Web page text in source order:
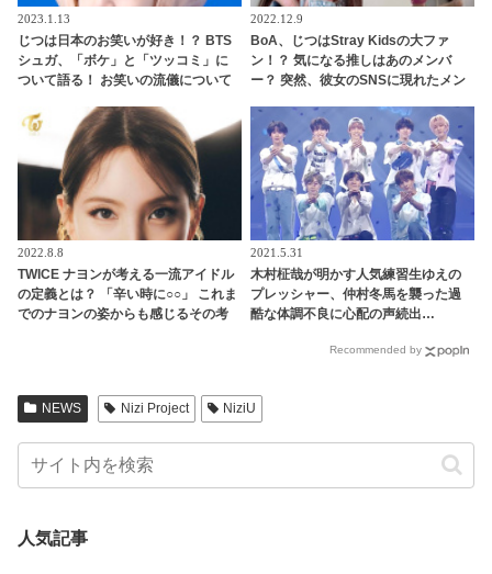
2023.1.13
じつは日本のお笑いが好き！？ BTS
シュガ、「ボケ」と「ツッコミ」に
ついて語る！ お笑いの流儀について
2022.12.9
BoA、じつはStray Kidsの大ファ
ン！？ 気になる推しはあのメンバ
ー？ 突然、彼女のSNSに現れたメン
2022.8.8
TWICE ナヨンが考える一流アイドル
の定義とは？ 「辛い時に○○」 これま
でのナヨンの姿からも感じるその考
2021.5.31
木村柾哉が明かす人気練習生ゆえの
プレッシャー、仲村冬馬を襲った過
酷な体調不良に心配の声続出…
2）、「Another Day」チームのメン
感動
Recommended by
NEWS Nizi Project NiziU
人気記事